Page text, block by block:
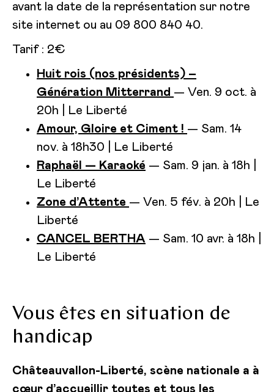
avant la date de la représentation sur notre
site internet ou au 09 800 840 40.
Tarif : 2€
Huit rois (nos présidents) –
Génération Mitterrand — Ven. 9 oct. à
20h | Le Liberté
Amour, Gloire et Ciment ! — Sam. 14
nov. à 18h30 | Le Liberté
Raphaël — Karaoké — Sam. 9 jan. à 18h |
Le Liberté
Zone d’Attente — Ven. 5 fév. à 20h | Le
Liberté
CANCEL BERTHA — Sam. 10 avr. à 18h |
Le Liberté
Vous êtes en situation de
handicap
Châteauvallon-Liberté, scène nationale a à
cœur d’accueillir toutes et tous les